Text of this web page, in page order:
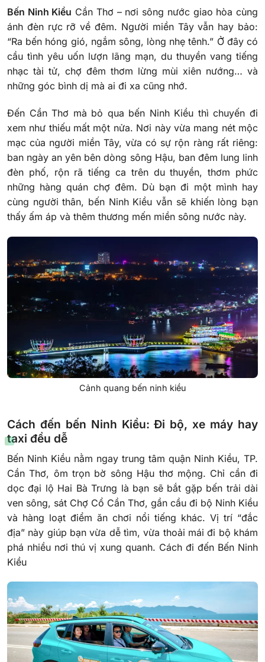
Bến Ninh Kiều Cần Thơ – nơi sông nước giao hòa cùng
ánh đèn rực rỡ về đêm. Người miền Tây vẫn hay bảo:
“Ra bến hóng gió, ngắm sông, lòng nhẹ tênh.” Ở đây có
cầu tình yêu uốn lượn lãng mạn, du thuyền vang tiếng
nhạc tài tử, chợ đêm thơm lừng mùi xiên nướng… và
những góc bình dị mà ai đi xa cũng nhớ.
Đến Cần Thơ mà bỏ qua bến Ninh Kiều thì chuyến đi
xem như thiếu mất một nửa. Nơi này vừa mang nét mộc
mạc của người miền Tây, vừa có sự rộn ràng rất riêng:
ban ngày an yên bên dòng sông Hậu, ban đêm lung linh
đèn phố, rộn rã tiếng ca trên du thuyền, thơm phức
những hàng quán chợ đêm. Dù bạn đi một mình hay
cùng người thân, bến Ninh Kiều vẫn sẽ khiến lòng bạn
thấy ấm áp và thêm thương mến miền sông nước này.
Cảnh quang bến ninh kiều
Cách đến bến Ninh Kiều: Đi bộ, xe máy hay
taxi đều dễ
Bến Ninh Kiều nằm ngay trung tâm quận Ninh Kiều, TP.
Cần Thơ, ôm trọn bờ sông Hậu thơ mộng. Chỉ cần đi
dọc đại lộ Hai Bà Trưng là bạn sẽ bắt gặp bến trải dài
ven sông, sát Chợ Cổ Cần Thơ, gần cầu đi bộ Ninh Kiều
và hàng loạt điểm ăn chơi nổi tiếng khác. Vị trí “đắc
địa” này giúp bạn vừa dễ tìm, vừa thoải mái đi bộ khám
phá nhiều nơi thú vị xung quanh. Cách đi đến Bến Ninh
Kiều